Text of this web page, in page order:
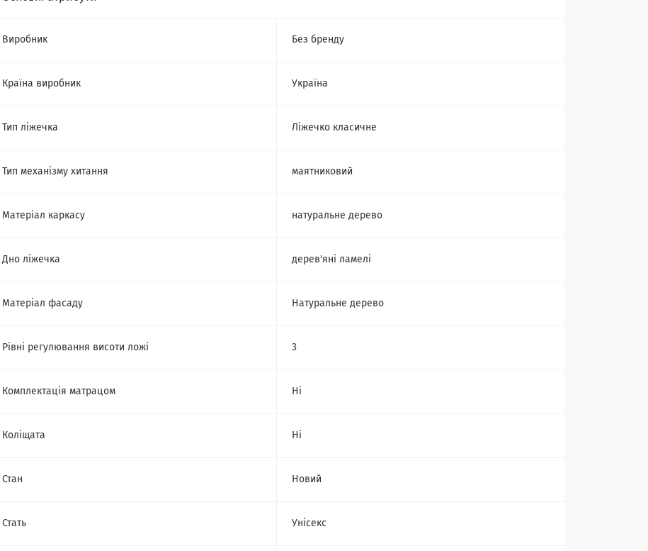
Виробник Без бренду
Країна виробник Україна
Тип ліжечка Ліжечко класичне
Тип механізму хитання маятниковий
Матеріал каркасу натуральне дерево
Дно ліжечка дерев'яні ламелі
Матеріал фасаду Натуральне дерево
Рівні регулювання висоти ложі 3
Комплектація матрацом Ні
Коліщата Ні
Стан Новий
Стать Унісекс